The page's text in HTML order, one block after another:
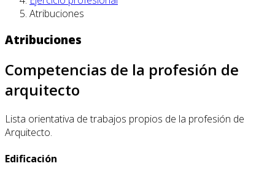
Atribuciones
Atribuciones
Competencias de la profesión de
arquitecto
Lista orientativa de trabajos propios de la profesión de
Arquitecto.
Edificación